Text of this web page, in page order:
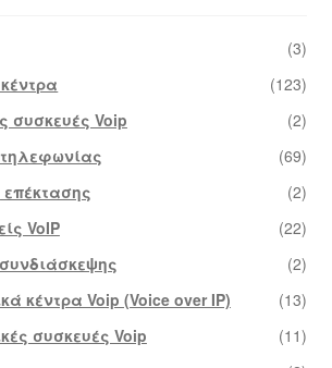
(3)
(123)
συσκευές Voip
(2)
(69)
(2)
VoIP
(22)
(2)
κέντρα Voip (Voice over IP)
(13)
συσκευές Voip
(11)